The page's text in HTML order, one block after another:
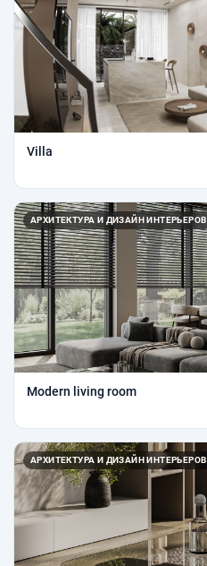
Villa
АРХИТЕКТУРА И ДИЗАЙН ИНТЕРЬЕРОВ
Modern living room
АРХИТЕКТУРА И ДИЗАЙН ИНТЕРЬЕРОВ